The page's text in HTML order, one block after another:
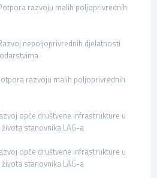
razvoju malih poljoprivrednih
nepoljoprivrednih djelatnosti
razvoju malih poljoprivrednih
opće društvene infrastrukture u
stanovnika LAG-a
opće društvene infrastrukture u
stanovnika LAG-a